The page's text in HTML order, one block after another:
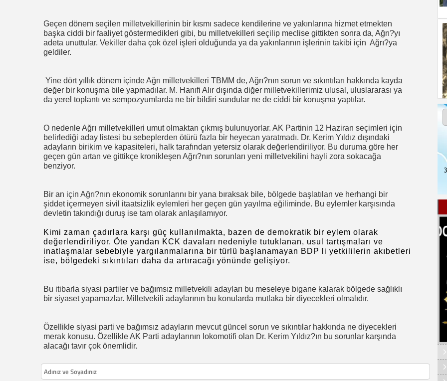
Geçen dönem seçilen milletvekillerinin bir kısmı sadece kendilerine ve yakınlarına hizmet etmekten
başka ciddi bir faaliyet göstermedikleri gibi, bu milletvekilleri seçilip meclise gittikten sonra da, Ağrı?yı
adeta unuttular. Vekiller daha çok özel işleri olduğunda ya da yakınlarının işlerinin takibi için Ağrı?ya
geldiler.
Yine dört yıllık dönem içinde Ağrı milletvekilleri TBMM de, Ağrı?nın sorun ve sıkıntıları hakkında kayda
değer bir konuşma bile yapmadılar. M. Hanıfi Alır dışında diğer milletvekillerimiz ulusal, uluslararası ya
da yerel toplantı ve sempozyumlarda ne bir bildiri sundular ne de ciddi bir konuşma yaptılar.
O nedenle Ağrı milletvekilleri umut olmaktan çıkmış bulunuyorlar. AK Partinin 12 Haziran seçimleri için
belirlediği aday listesi bu sebeplerden ötürü fazla bir heyecan yaratmadı. Dr. Kerim Yıldız dışındaki
adayların birikim ve kapasiteleri, halk tarafından yetersiz olarak değerlendiriliyor. Bu duruma göre her
geçen gün artan ve gittikçe kronikleşen Ağrı?nın sorunları yeni milletvekilini hayli zora sokacağa
benziyor.
Bir an için Ağrı?nın ekonomik sorunlarını bir yana bıraksak bile, bölgede başlatılan ve herhangi bir
şiddet içermeyen sivil itaatsizlik eylemleri her geçen gün yayılma eğiliminde. Bu eylemler karşısında
devletin takındığı duruş ise tam olarak anlaşılamıyor.
Kimi zaman çadırlara karşı güç kullanılmakta, bazen de demokratik bir eylem olarak
değerlendiriliyor. Öte yandan KCK davaları nedeniyle tutuklanan, usul tartışmaları ve
inatlaşmalar sebebiyle yargılanmalarına bir türlü başlanamayan BDP li yetkililerin akıbetleri
ise, bölgedeki sıkıntıları daha da artıracağı yönünde gelişiyor.
Bu itibarla siyasi partiler ve bağımsız milletvekili adayları bu meseleye bigane kalarak bölgede sağlıklı
bir siyaset yapamazlar. Milletvekili adaylarının bu konularda mutlaka bir diyecekleri olmalıdır.
Özellikle siyasi parti ve bağımsız adayların mevcut güncel sorun ve sıkıntılar hakkında ne diyecekleri
merak konusu. Özellikle AK Parti adaylarının lokomotifi olan Dr. Kerim Yıldız?ın bu sorunlar karşında
alacağı tavır çok önemlidir.